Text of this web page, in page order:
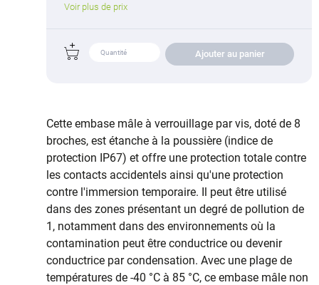
Voir plus de prix
Ajouter au panier
Cette embase mâle à verrouillage par vis, doté de 8
broches, est étanche à la poussière (indice de
protection IP67) et offre une protection totale contre
les contacts accidentels ainsi qu'une protection
contre l'immersion temporaire. Il peut être utilisé
dans des zones présentant un degré de pollution de
1, notamment dans des environnements où la
contamination peut être conductrice ou devenir
conductrice par condensation. Avec une plage de
températures de -40 °C à 85 °C, ce embase mâle non